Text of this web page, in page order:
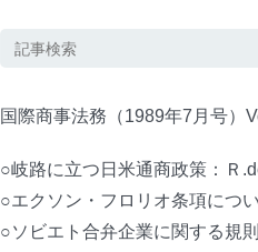
国際商事法務（1989年7月号）
○岐路に立つ日米通商政策：Ｒ
○エクソン・フロリオ条項に
○ソビエト合弁企業に関する